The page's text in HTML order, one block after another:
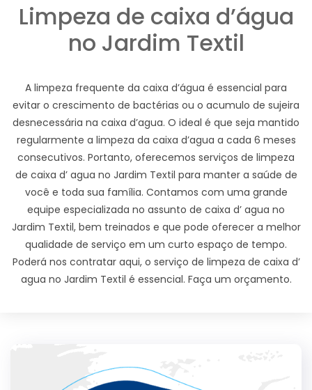
Limpeza de caixa d’água
no Jardim Textil
A limpeza frequente da caixa d’água é essencial para
evitar o crescimento de bactérias ou o acumulo de sujeira
desnecessária na caixa d’agua. O ideal é que seja mantido
regularmente a limpeza da caixa d’agua a cada 6 meses
consecutivos. Portanto, oferecemos serviços de limpeza
de caixa d’ agua no Jardim Textil para manter a saúde de
você e toda sua família. Contamos com uma grande
equipe especializada no assunto de caixa d’ agua no
Jardim Textil, bem treinados e que pode oferecer a melhor
qualidade de serviço em um curto espaço de tempo.
Poderá nos contratar aqui, o serviço de limpeza de caixa d’
agua no Jardim Textil é essencial. Faça um orçamento.